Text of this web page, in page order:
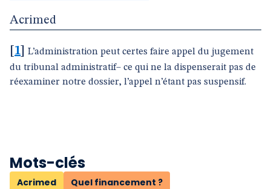
Acrimed
1
L’administration peut certes faire appel du jugement
du tribunal administratif– ce qui ne la dispenserait pas de
réexaminer notre dossier, l’appel n’étant pas suspensif.
Mots-clés
Acrimed Quel financement ?